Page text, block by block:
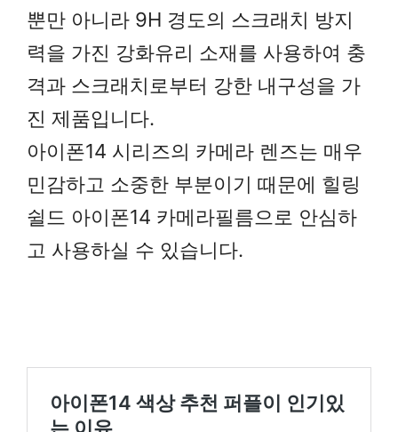
뿐만 아니라 9H 경도의 스크래치 방지
력을 가진 강화유리 소재를 사용하여 충
격과 스크래치로부터 강한 내구성을 가
진 제품입니다.
아이폰14 시리즈의 카메라 렌즈는 매우
민감하고 소중한 부분이기 때문에 힐링
쉴드 아이폰14 카메라필름으로 안심하
고 사용하실 수 있습니다.